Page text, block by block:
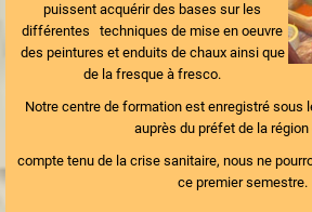
puissent acquérir des bases sur les
différentes techniques de mise en oeuvre
des peintures et enduits de chaux ainsi que
de la fresque à fresco.
Notre centre de formation est enregistré sous
auprès du préfet de la
compte tenu de la crise sanitaire, nous ne
ce premier semestre.